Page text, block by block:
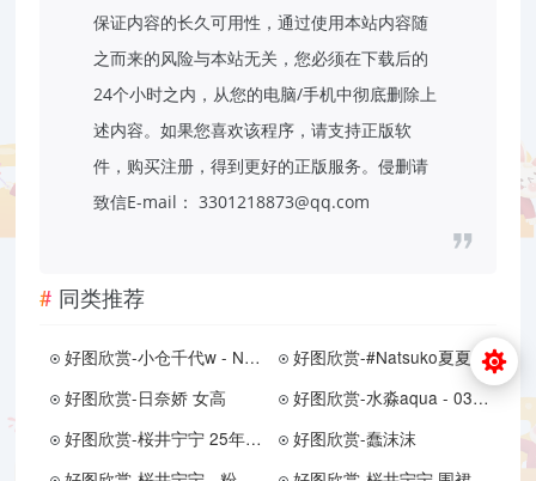
保证内容的长久可用性，通过使用本站内容随
之而来的风险与本站无关，您必须在下载后的
24个小时之内，从您的电脑/手机中彻底删除上
述内容。如果您喜欢该程序，请支持正版软
件，购买注册，得到更好的正版服务。侵删请
致信E-mail： 3301218873@qq.com
同类推荐
好图欣赏-小仓千代w - Nikke胜利女神 蕾贝儿
好图欣赏-#Natsuko夏夏子 碧蓝航线 柴郡婚纱
好图欣赏-日奈娇 女高
好图欣赏-水淼aqua - 03. 简 · 杜
好图欣赏-桜井宁宁 25年12月自拍
好图欣赏-蠢沫沫